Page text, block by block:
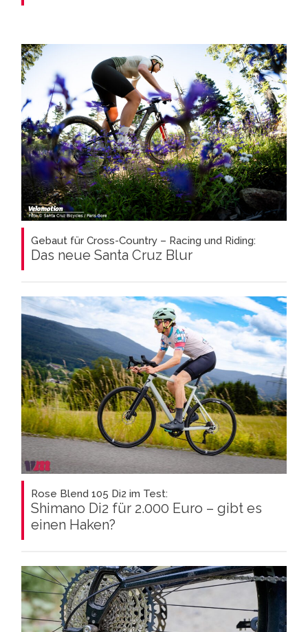
Gebaut für Cross-Country – Racing und Riding:
Das neue Santa Cruz Blur
Rose Blend 105 Di2 im Test:
Shimano Di2 für 2.000 Euro – gibt es
einen Haken?